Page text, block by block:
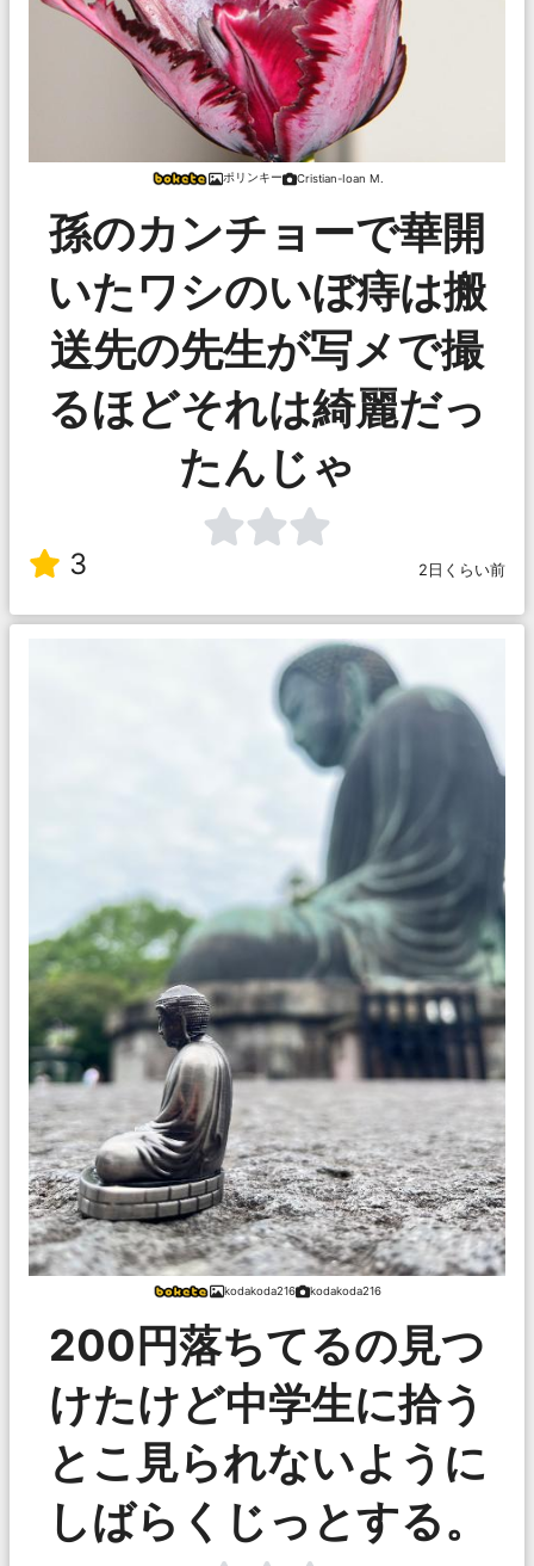
ポリンキー Cristian-Ioan M.
孫のカンチョーで華開
いたワシのいぼ痔は搬
送先の先生が写メで撮
るほどそれは綺麗だっ
たんじゃ
3 2日くらい前
kodakoda216 kodakoda216
200円落ちてるの見つ
けたけど中学生に拾う
とこ見られないように
しばらくじっとする。